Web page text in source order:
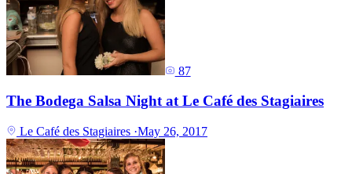
87
The Bodega Salsa Night at Le Café des Stagiaires
Le Café des Stagiaires ·May 26, 2017